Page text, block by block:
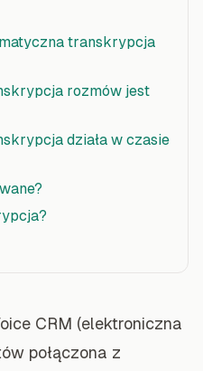
transkrypcja
rozmów jest
działa w czasie
CRM (elektroniczna
połączona z